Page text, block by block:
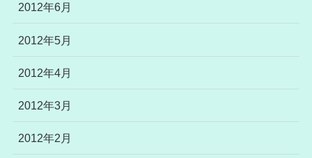
2012年6月
2012年5月
2012年4月
2012年3月
2012年2月